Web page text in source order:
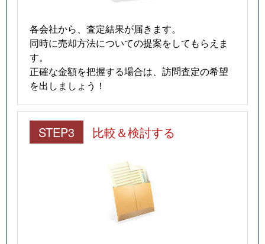
各会社から、査定結果が届きます。
同時に売却方法についての提案をしてもらえま
す。
正確な金額を把握する場合は、訪問査定の希望
を出しましょう！
STEP3 比較＆検討する